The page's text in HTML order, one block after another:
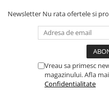
Newsletter Nu rata ofertele si
Vreau sa primesc
magazinului. Afla
Confidentialitate